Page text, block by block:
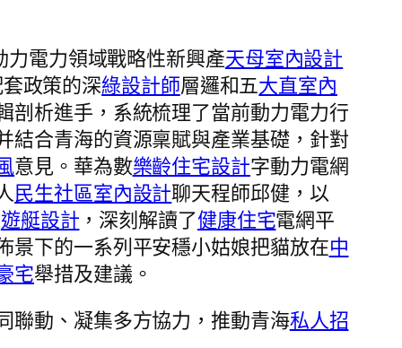
力電力領域戰略性新興產天母室內設計
政策的深綠設計師層邏和五大直室內
剖析進手，系統梳理了當前動力電力行
結合青海的資源稟賦與產業基礎，針對
意見。華為數樂齡住宅設計字動力電網
民生社區室內設計聊天程師邱健，以
遊艇設計 ，深刻解讀了健康住宅電網平
景下的一系列平安穩小姑娘把貓放在中
宅舉措及建議。
聯動、凝集多方協力，推動青海私人招